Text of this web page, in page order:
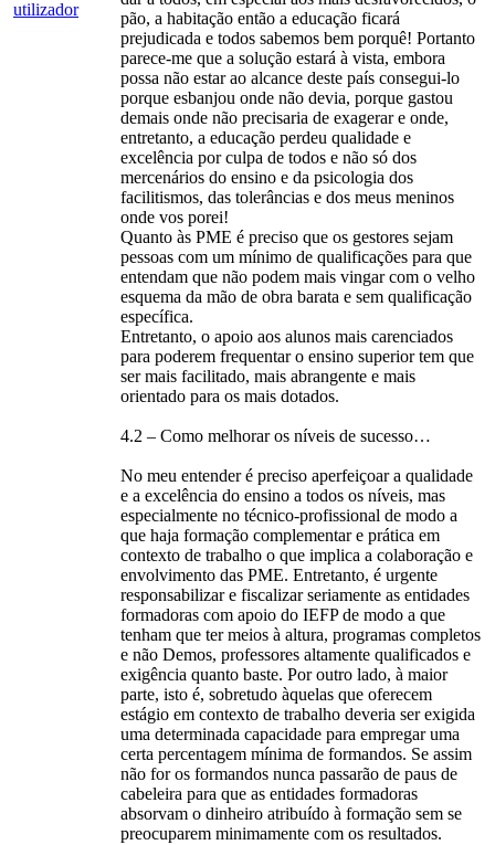
pão, a habitação então a educação ficará
prejudicada e todos sabemos bem porquê! Portanto
parece-me que a solução estará à vista, embora
possa não estar ao alcance deste país consegui-lo
porque esbanjou onde não devia, porque gastou
demais onde não precisaria de exagerar e onde,
entretanto, a educação perdeu qualidade e
excelência por culpa de todos e não só dos
mercenários do ensino e da psicologia dos
facilitismos, das tolerâncias e dos meus meninos
onde vos porei!
Quanto às PME é preciso que os gestores sejam
pessoas com um mínimo de qualificações para que
entendam que não podem mais vingar com o velho
esquema da mão de obra barata e sem qualificação
específica.
Entretanto, o apoio aos alunos mais carenciados
para poderem frequentar o ensino superior tem que
ser mais facilitado, mais abrangente e mais
orientado para os mais dotados.
4.2 – Como melhorar os níveis de sucesso…
No meu entender é preciso aperfeiçoar a qualidade
e a excelência do ensino a todos os níveis, mas
especialmente no técnico-profissional de modo a
que haja formação complementar e prática em
contexto de trabalho o que implica a colaboração e
envolvimento das PME. Entretanto, é urgente
responsabilizar e fiscalizar seriamente as entidades
formadoras com apoio do IEFP de modo a que
tenham que ter meios à altura, programas completos
e não Demos, professores altamente qualificados e
exigência quanto baste. Por outro lado, à maior
parte, isto é, sobretudo àquelas que oferecem
estágio em contexto de trabalho deveria ser exigida
uma determinada capacidade para empregar uma
certa percentagem mínima de formandos. Se assim
não for os formandos nunca passarão de paus de
cabeleira para que as entidades formadoras
absorvam o dinheiro atribuído à formação sem se
preocuparem minimamente com os resultados.